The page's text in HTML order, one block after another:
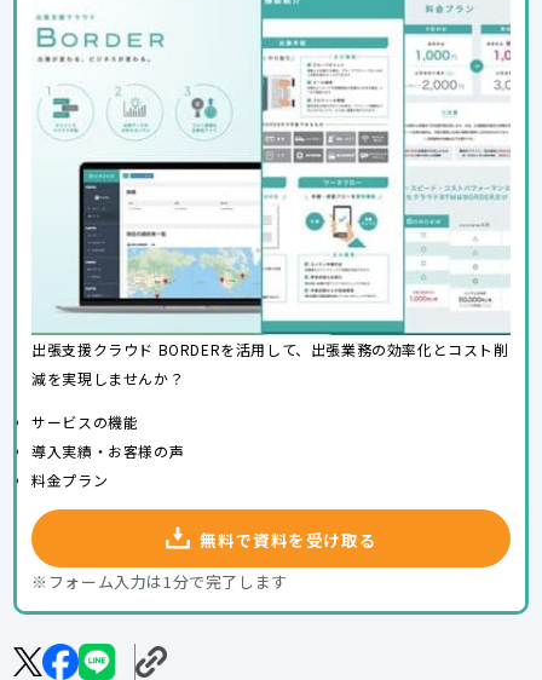
出張支援クラウド BORDERを活用して、出張業務の効率化とコスト削
減を実現しませんか？
サービスの機能
導入実績・お客様の声
料金プラン
無料で資料を受け取る
※フォーム入力は1分で完了します